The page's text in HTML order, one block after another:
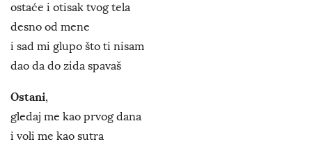
ostaće i otisak tvog tela
desno od mene
i sad mi glupo što ti nisam
dao da do zida spavaš
Ostani,
gledaj me kao prvog dana
i voli me kao sutra